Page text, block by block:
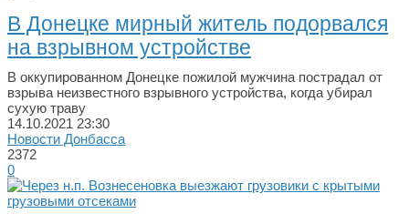
В Донецке мирный житель подорвался
на взрывном устройстве
В оккупированном Донецке пожилой мужчина пострадал от
взрыва неизвестного взрывного устройства, когда убирал
сухую траву
14.10.2021 23:30
Новости Донбасса
2372
0